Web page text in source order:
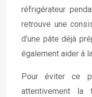
réfrigérateur
retrouve une
d’une pâte déjà
également aider à
Pour éviter ce
attentivement la